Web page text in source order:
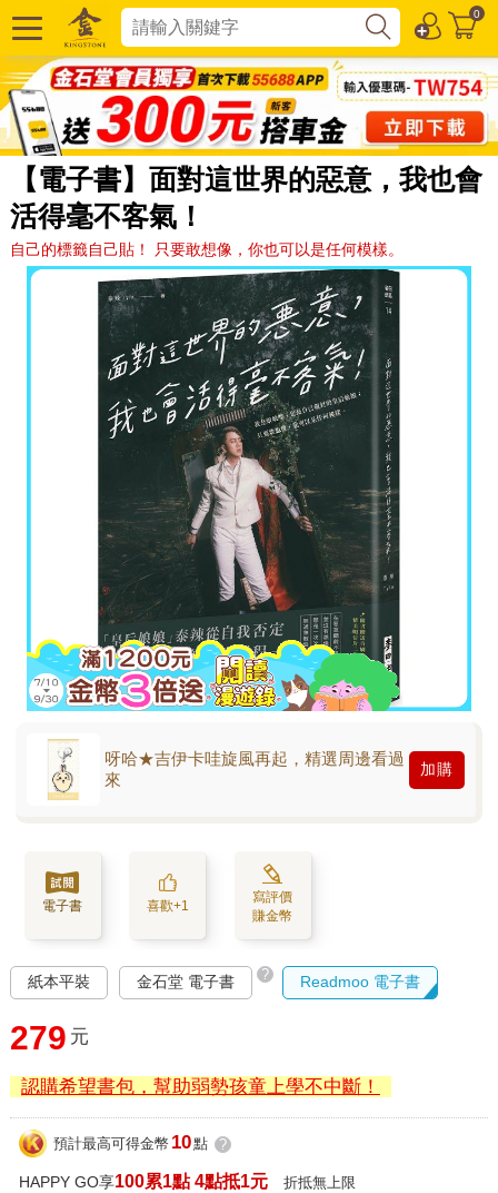
0
【電子書】面對這世界的惡意，我也會
活得毫不客氣！
自己的標籤自己貼！ 只要敢想像，你也可以是任何模樣。
呀哈★吉伊卡哇旋風再起，精選周邊看過
來
加購
電子書 喜歡+1
寫評價
賺金幣
紙本平裝 金石堂 電子書 ? Readmoo 電子書
279 元
認購希望書包，幫助弱勢孩童上學不中斷！
預計最高可得金幣 10點 ?
HAPPY GO享100累1點 4點抵1元 折抵無上限